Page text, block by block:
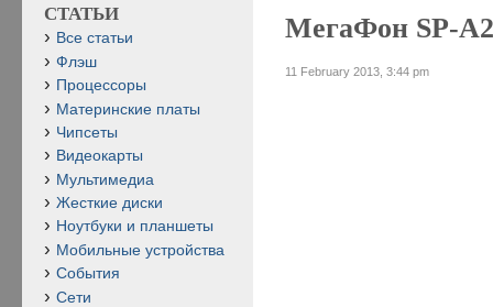
МегаФон SP-
11 February 2013, 3:44 pm
СТАТЬИ
Все статьи
Флэш
Процессоры
Материнские платы
Чипсеты
Видеокарты
Мультимедиа
Жесткие диски
Ноутбуки и планшеты
Мобильные устройства
События
Сети